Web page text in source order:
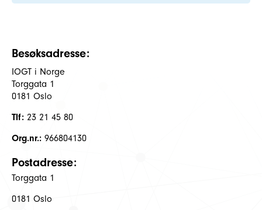
Besøksadresse:
IOGT i Norge
Torggata 1
0181 Oslo
Tlf: 23 21 45 80
Org.nr.: 966804130
Postadresse:
Torggata 1
0181 Oslo